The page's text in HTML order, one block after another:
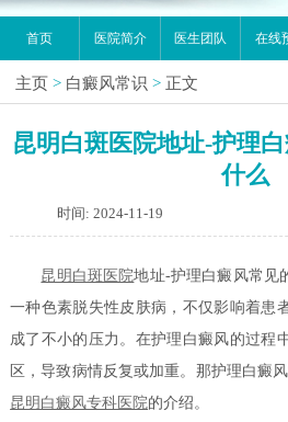
首页 医院简介 医生团队 在线
主页 > 白癜风常识 > 正文
昆明白斑医院地址-护理
什么
时间: 2024-11-19
昆明白斑医院地址-护理白癜风常见
一种色素脱失性皮肤病，不仅影响着患
成了不小的压力。在护理白癜风的过程
区，导致病情反复或加重。那护理白癜
昆明白癜风专科医院的介绍。